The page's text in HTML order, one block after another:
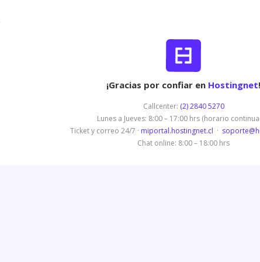
¡Gracias por confiar en Hostingnet!
Callcenter: (2) 2840 5270
Lunes a Jueves: 8:00 – 17:00 hrs (horario
Ticket y correo 24/7 · miportal.hostingnet.cl ·
Chat online: 8:00 – 18:00 hrs